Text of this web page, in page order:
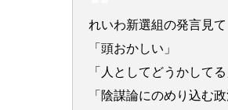
れいわ新選組の発言見て
「頭おかしい」
「人としてどうかしてる
「陰謀論にのめり込む